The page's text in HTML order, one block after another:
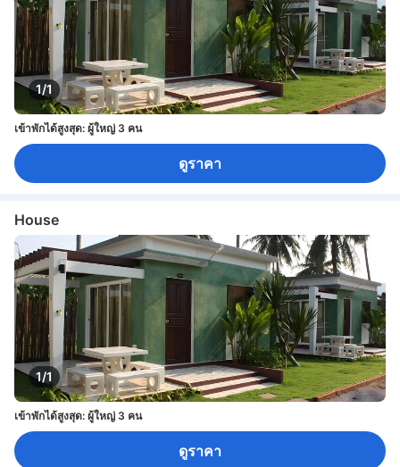
1/1
เข้าพักได้สูงสุด: ผู้ใหญ่ 3 คน
ดูราคา
House
1/1
เข้าพักได้สูงสุด: ผู้ใหญ่ 3 คน
ดูราคา